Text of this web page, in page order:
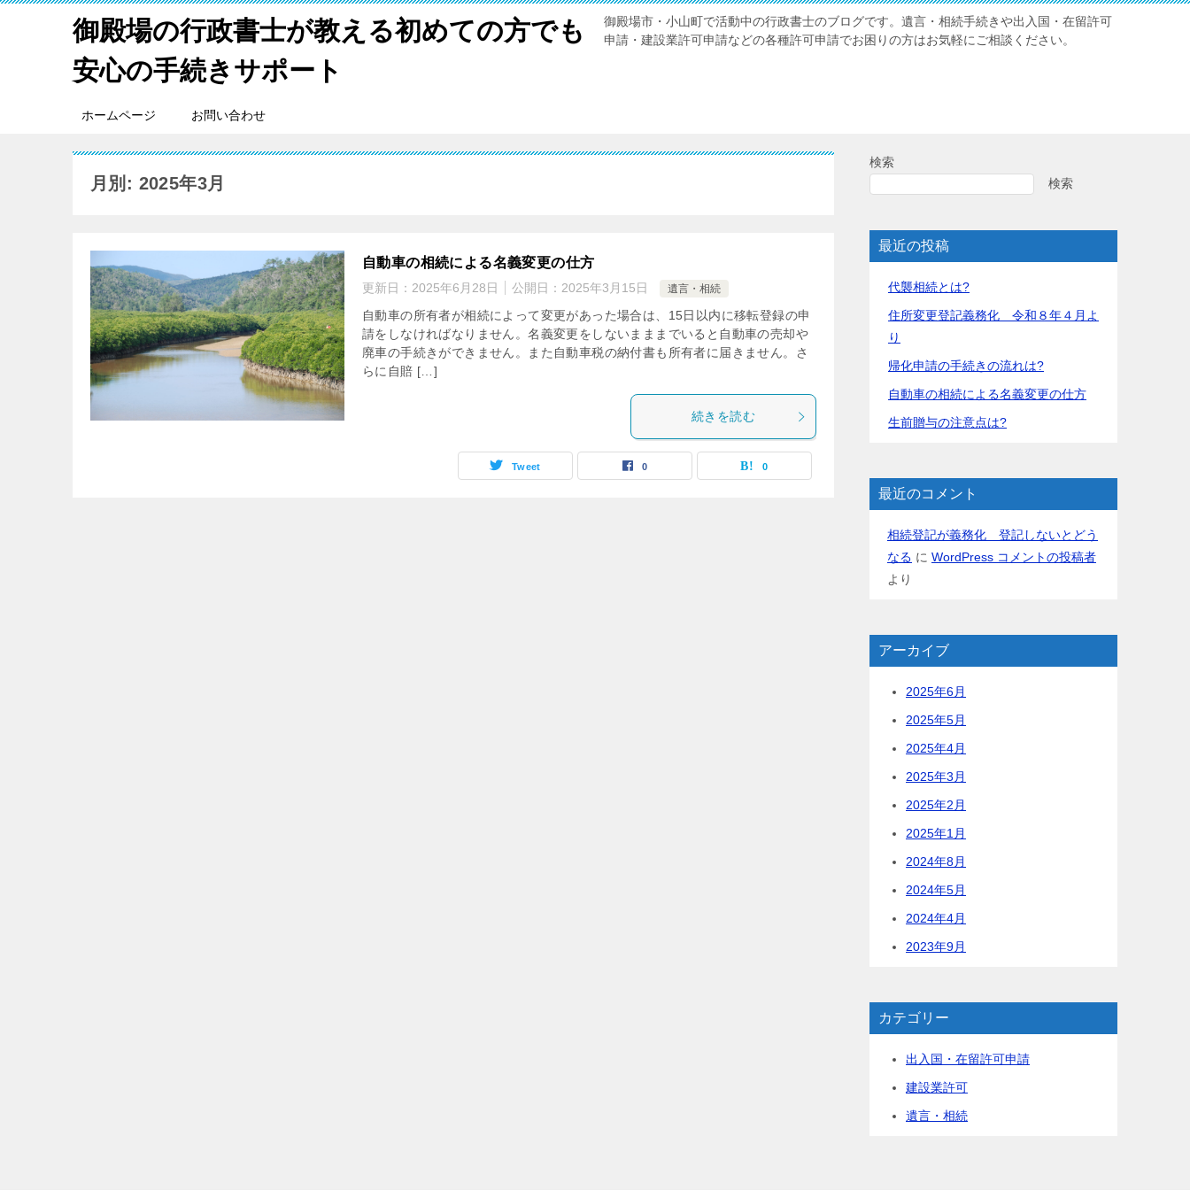
御殿場の行政書士が教える初めての方でも
安心の手続きサポート
御殿場市・小山町で活動中の行政書士のブログです。遺言・相続手続きや出入国・在留許可
申請・建設業許可申請などの各種許可申請でお困りの方はお気軽にご相談ください。
ホームページ お問い合わせ
月別: 2025年3月
自動車の相続による名義変更の仕方
更新日： 2025年6月28日 公開日： 2025年3月15日 遺言・相続
自動車の所有者が相続によって変更があった場合は、15日以内に移転登録の申
請をしなければなりません。名義変更をしないまままでいると自動車の売却や
廃車の手続きができません。また自動車税の納付書も所有者に届きません。さ
らに自賠 […]
続きを読む
Tweet 0 0
検索
検索
最近の投稿
代襲相続とは?
住所変更登記義務化 令和８年４月よ
り
帰化申請の手続きの流れは?
自動車の相続による名義変更の仕方
生前贈与の注意点は?
最近のコメント
相続登記が義務化 登記しないとどう
なる に WordPress コメントの投稿者
より
アーカイブ
2025年6月
2025年5月
2025年4月
2025年3月
2025年2月
2025年1月
2024年8月
2024年5月
2024年4月
2023年9月
カテゴリー
出入国・在留許可申請
建設業許可
遺言・相続